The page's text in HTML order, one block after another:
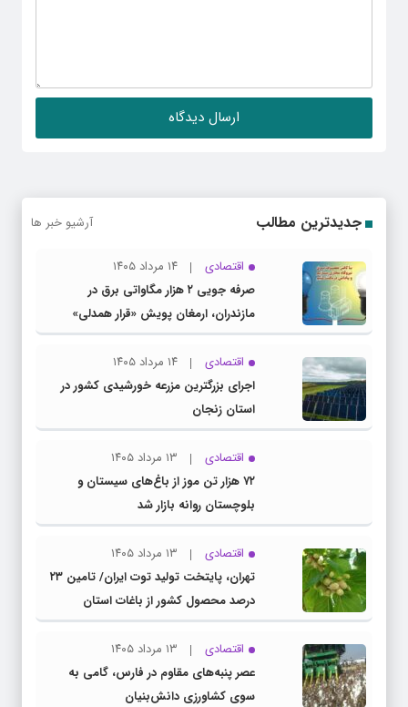
جدیدترین مطالب آرشیو خبر ها
اقتصادی
۱۴ مرداد ۱۴۰۵
صرفه جویی ۲ هزار مگاواتی برق در
مازندران، ارمغان پویش «قرار همدلی»
اقتصادی
۱۴ مرداد ۱۴۰۵
اجرای بزرگترین مزرعه خورشیدی کشور در
استان زنجان
اقتصادی
۱۳ مرداد ۱۴۰۵
۷۲ هزار تن موز از باغ‌های سیستان و
بلوچستان روانه بازار شد
اقتصادی
۱۳ مرداد ۱۴۰۵
تهران، پایتخت تولید توت ایران/ تامین ۲۳
درصد محصول کشور از باغات استان
اقتصادی
۱۳ مرداد ۱۴۰۵
عصر پنبه‌های مقاوم در فارس، گامی به
سوی کشاورزی دانش‌بنیان